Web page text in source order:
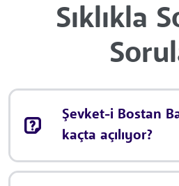
Sıklıkla
Şevket-i Bostan
kaçta açılıyor?